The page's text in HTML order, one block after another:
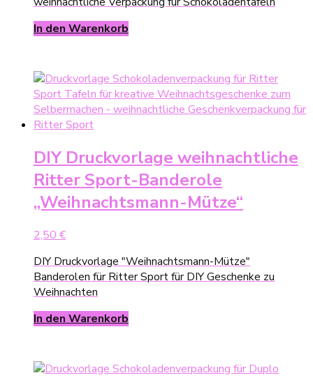
In den Warenkorb
DIY Druckvorlage weihnachtliche
Ritter Sport-Banderole
„Weihnachtsmann-Mütze“
2,50 €
DIY Druckvorlage "Weihnachtsmann-Mütze"
Banderolen für Ritter Sport für DIY Geschenke zu
Weihnachten
In den Warenkorb